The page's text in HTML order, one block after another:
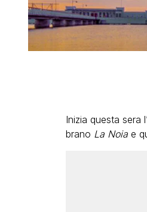
Inizia questa sera
brano La Noia e